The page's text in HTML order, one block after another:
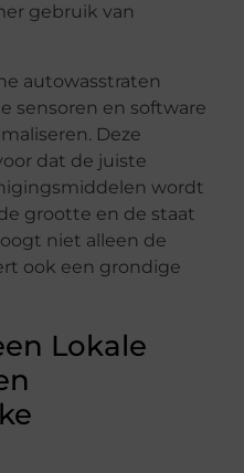
gebruik van
autowasstraten
sensoren en software
Deze
dat de juiste
wordt
grootte en de staat
niet alleen de
ook een grondige
Lokale